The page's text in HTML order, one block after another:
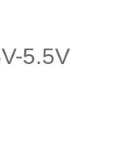
5.5V